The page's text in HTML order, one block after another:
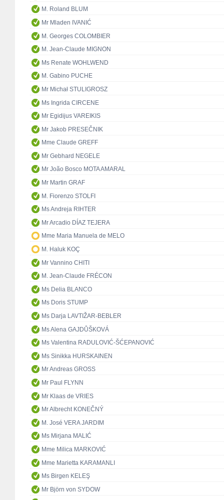
M. Roland BLUM
Mr Mladen IVANIĆ
M. Georges COLOMBIER
M. Jean-Claude MIGNON
Ms Renate WOHLWEND
M. Gabino PUCHE
Mr Michał STULIGROSZ
Ms Ingrida CIRCENE
Mr Egidijus VAREIKIS
Mr Jakob PRESEČNIK
Mme Claude GREFF
Mr Gebhard NEGELE
Mr João Bosco MOTA AMARAL
Mr Martin GRAF
M. Fiorenzo STOLFI
Ms Andreja RIHTER
Mr Arcadio DÍAZ TEJERA
Mme Maria Manuela de MELO
M. Haluk KOÇ
Mr Vannino CHITI
M. Jean-Claude FRÉCON
Ms Delia BLANCO
Ms Doris STUMP
Ms Darja LAVTIŽAR-BEBLER
Ms Alena GAJDŮŠKOVÁ
Ms Valentina RADULOVIĆ-ŠĆEPANOVIĆ
Ms Sinikka HURSKAINEN
Mr Andreas GROSS
Mr Paul FLYNN
Mr Klaas de VRIES
Mr Albrecht KONEČNÝ
M. José VERA JARDIM
Ms Mirjana MALIĆ
Mme Milica MARKOVIĆ
Mme Marietta KARAMANLI
Ms Birgen KELEŞ
Mr Björn von SYDOW